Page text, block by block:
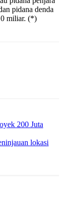
pidana denda
miliar. (*)
200 Juta
lokasi